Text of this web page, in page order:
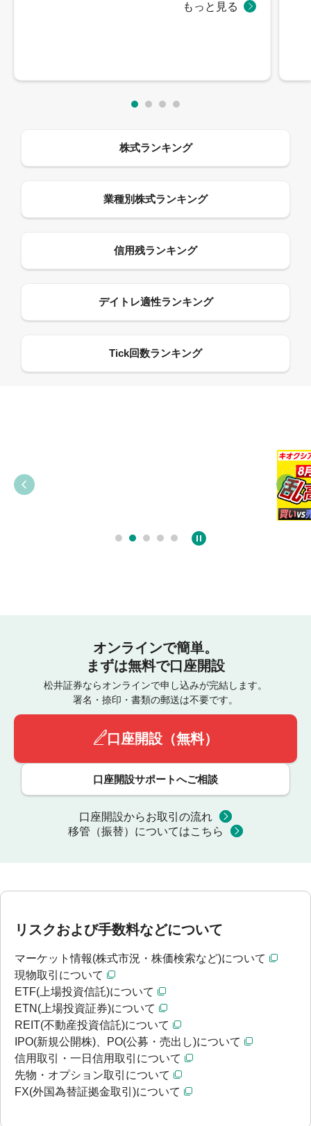
オンラインで簡単。
まずは無料で口座開設
松井証券ならオンラインで申し込みが完結します。
署名・捺印・書類の郵送は不要です。
口座開設（無料）
口座開設サポートへご相談
口座開設からお取引の流れ
移管（振替）についてはこちら
リスクおよび手数料などについて
マーケット情報(株式市況・株価検索など)について
現物取引について
ETF(上場投資信託)について
ETN(上場投資証券)について
REIT(不動産投資信託)について
IPO(新規公開株)、PO(公募・売出し)について
信用取引・一日信用取引について
先物・オプション取引について
FX(外国為替証拠金取引)について